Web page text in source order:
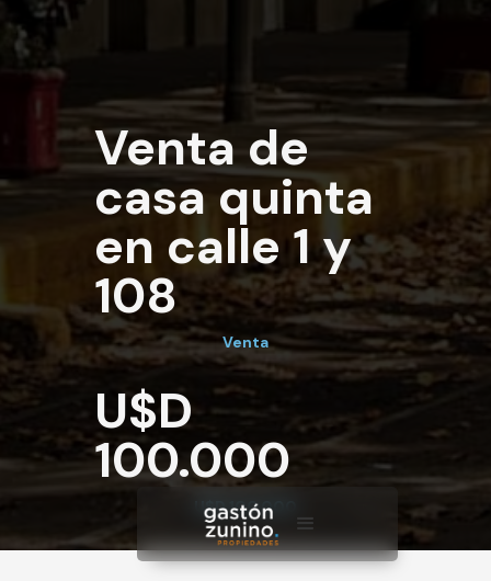
Venta de
casa quinta
en calle 1 y
108
Venta
U$D
100.000
U$D 100.000